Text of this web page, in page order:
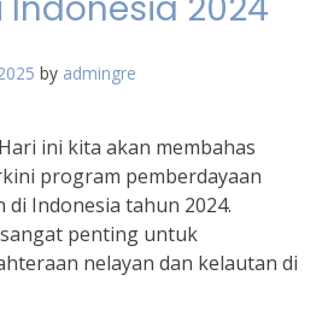
by admingre
ini kita akan membahas
program pemberdayaan
di Indonesia tahun 2024.
penting untuk
nelayan dan kelautan di